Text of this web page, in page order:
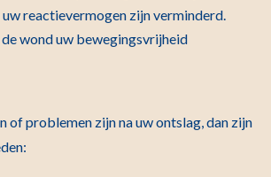
uw reactievermogen zijn verminderd.
wond uw bewegingsvrijheid
of problemen zijn na uw ontslag, dan zijn